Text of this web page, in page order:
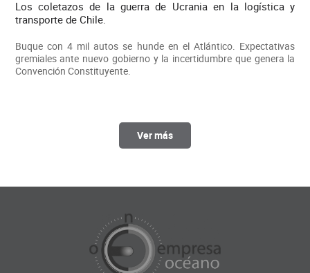
Los coletazos de la guerra de Ucrania en la logística y
transporte de Chile.
Buque con 4 mil autos se hunde en el Atlántico. Expectativas
gremiales ante nuevo gobierno y la incertidumbre que genera la
Convención Constituyente.
Ver más